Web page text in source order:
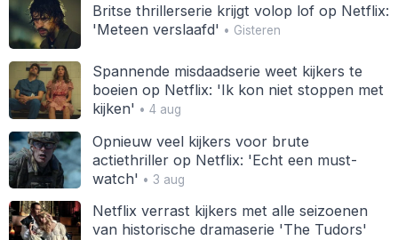
Britse thrillerserie krijgt volop lof op Netflix:
'Meteen verslaafd' • Gisteren
Spannende misdaadserie weet kijkers te
boeien op Netflix: 'Ik kon niet stoppen met
kijken' • 4 aug
Opnieuw veel kijkers voor brute
actiethriller op Netflix: 'Echt een must-
watch' • 3 aug
Netflix verrast kijkers met alle seizoenen
van historische dramaserie 'The Tudors'